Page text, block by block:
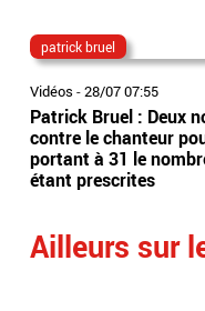
patrick bruel
Vidéos -28/07 07:55
Patrick Bruel : Deux
contre le chanteur
portant à 31 le
étant prescrites
Ailleurs sur